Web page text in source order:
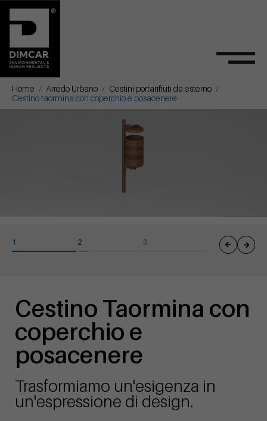
Home Arredo Urbano
Cestini portarifiuti da esterno
Cestino taormina con coperchio e posacenere
Cestino Taormina con
coperchio e
posacenere
Trasformiamo un'esigenza in
un'espressione di design.